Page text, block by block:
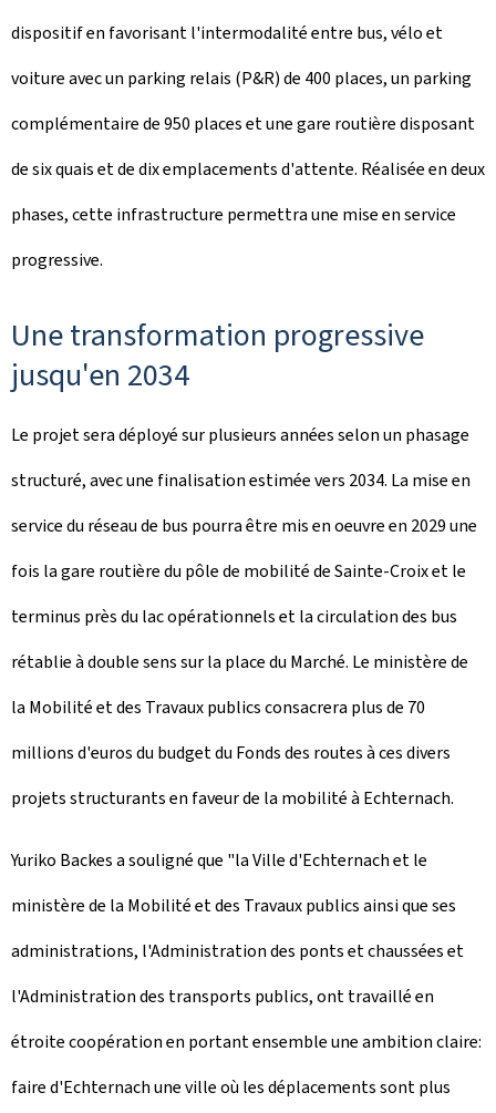
dispositif en favorisant l'intermodalité entre bus, vélo et
voiture avec un parking relais (P&R) de 400 places, un parking
complémentaire de 950 places et une gare routière disposant
de six quais et de dix emplacements d'attente. Réalisée en deux
phases, cette infrastructure permettra une mise en service
progressive.
Une transformation progressive
jusqu'en 2034
Le projet sera déployé sur plusieurs années selon un phasage
structuré, avec une finalisation estimée vers 2034. La mise en
service du réseau de bus pourra être mis en oeuvre en 2029 une
fois la gare routière du pôle de mobilité de Sainte-Croix et le
terminus près du lac opérationnels et la circulation des bus
rétablie à double sens sur la place du Marché. Le ministère de
la Mobilité et des Travaux publics consacrera plus de 70
millions d'euros du budget du Fonds des routes à ces divers
projets structurants en faveur de la mobilité à Echternach.
Yuriko Backes a souligné que "la Ville d'Echternach et le
ministère de la Mobilité et des Travaux publics ainsi que ses
administrations, l'Administration des ponts et chaussées et
l'Administration des transports publics, ont travaillé en
étroite coopération en portant ensemble une ambition claire:
faire d'Echternach une ville où les déplacements sont plus